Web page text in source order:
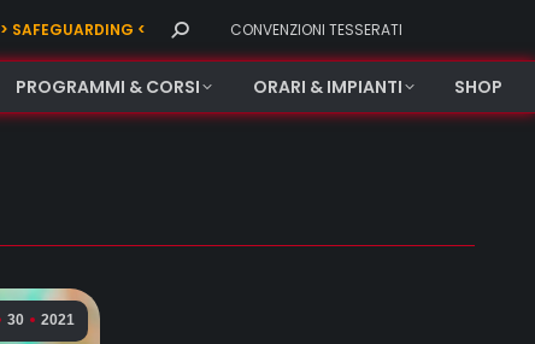
> SAFEGUARDING < Search: CONVENZIONI TESSERATI
PROGRAMMI & CORSI ORARI & IMPIANTI SHOP
30 2021